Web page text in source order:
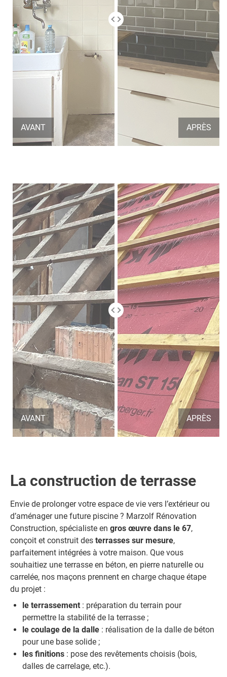
La construction de terrasse
Envie de prolonger votre espace de vie vers l’extérieur ou
d’aménager une future piscine ? Marzolf Rénovation
Construction, spécialiste en gros œuvre dans le 67,
conçoit et construit des terrasses sur mesure,
parfaitement intégrées à votre maison. Que vous
souhaitiez une terrasse en béton, en pierre naturelle ou
carrelée, nos maçons prennent en charge chaque étape
du projet :
le terrassement : préparation du terrain pour
permettre la stabilité de la terrasse ;
le coulage de la dalle : réalisation de la dalle de béton
pour une base solide ;
les finitions : pose des revêtements choisis (bois,
dalles de carrelage, etc.).